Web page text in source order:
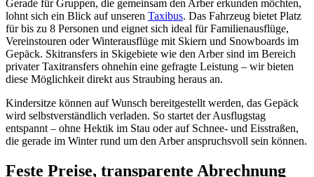
Gerade für Gruppen, die gemeinsam den Arber erkunden möchten,
lohnt sich ein Blick auf unseren Taxibus. Das Fahrzeug bietet Platz
für bis zu 8 Personen und eignet sich ideal für Familienausflüge,
Vereinstouren oder Winterausflüge mit Skiern und Snowboards im
Gepäck. Skitransfers in Skigebiete wie den Arber sind im Bereich
privater Taxitransfers ohnehin eine gefragte Leistung – wir bieten
diese Möglichkeit direkt aus Straubing heraus an.
Kindersitze können auf Wunsch bereitgestellt werden, das Gepäck
wird selbstverständlich verladen. So startet der Ausflugstag
entspannt – ohne Hektik im Stau oder auf Schnee- und Eisstraßen,
die gerade im Winter rund um den Arber anspruchsvoll sein können.
Feste Preise, transparente Abrechnung